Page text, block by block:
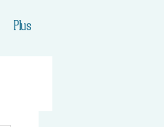
Plus